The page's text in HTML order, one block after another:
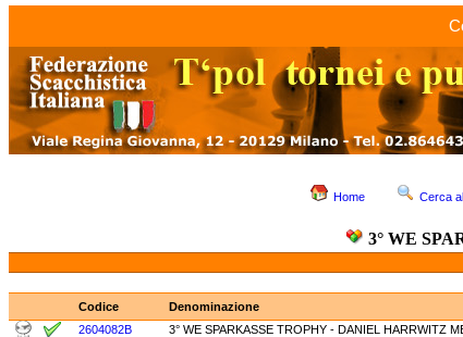
Home Cerca
3° WE
Codice Denominazione
2604082B
3° WE SPARKASSE TROPHY - DANIEL HARRWITZ